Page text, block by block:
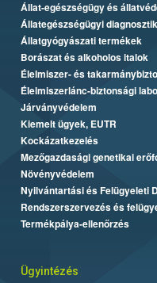
Állat-egészségügy és
Állategészségügyi
Állatgyógyászati termékek
Borászat és alkoholos italok
Élelmiszer- és
Élelmiszerlánc-biztonsági
Járványvédelem
Kiemelt ügyek, EUTR
Kockázatkezelés
Mezőgazdasági genetikai
Növényvédelem
Nyilvántartási és Felügyeleti
Rendszerszervezés és
Termékpálya-ellenőrzés
Ügyintézés